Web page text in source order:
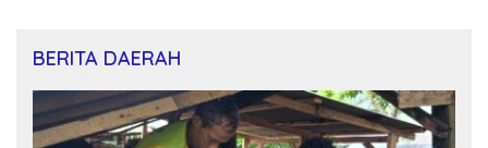
BERITA DAERAH